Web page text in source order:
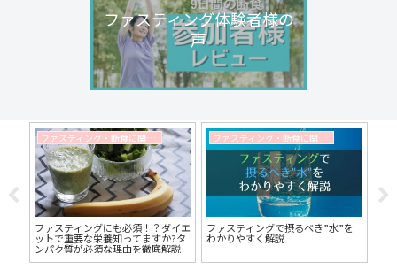
ファスティング体験者様の
声
ファスティング・断食に関するコラム
ファスティングにも必須！？ダイエ
ットで重要な栄養知ってますか?タ
ンパク質が必須な理由を徹底解説
ファスティング・断食に関するコラム
ファスティングで摂るべき”水”を
わかりやすく解説